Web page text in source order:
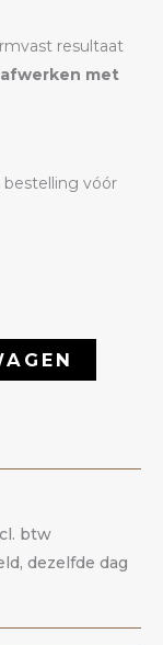
resultaat
met
bestelling vóór
btw
dezelfde dag